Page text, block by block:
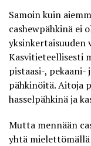
Samoin kuin
cashewpähkinä ei
yksinkertaisuuden
Kasvitieteellisesti
pistaasi-, pekaani-
pähkinöitä. Aitoja
hasselpähkinä ja
Mutta mennään
yhtä mielettömällä